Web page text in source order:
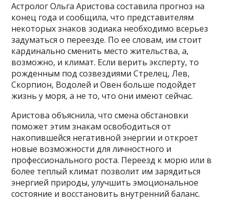
Астролог Ольга Аристова составила прогноз на
конец года и сообщила, что представителям
некоторых знаков зодиака необходимо всерьез
задуматься о переезде. По ее словам, им стоит
кардинально сменить место жительства, а,
возможно, и климат. Если верить эксперту, то
рожденным под созвездиями Стрелец, Лев,
Скорпион, Водолей и Овен больше подойдет
жизнь у моря, а не то, что они имеют сейчас.
Аристова объяснила, что смена обстановки
поможет этим знакам освободиться от
накопившейся негативной энергии и откроет
новые возможности для личностного и
профессионального роста. Переезд к морю или в
более теплый климат позволит им зарядиться
энергией природы, улучшить эмоциональное
состояние и восстановить внутренний баланс.